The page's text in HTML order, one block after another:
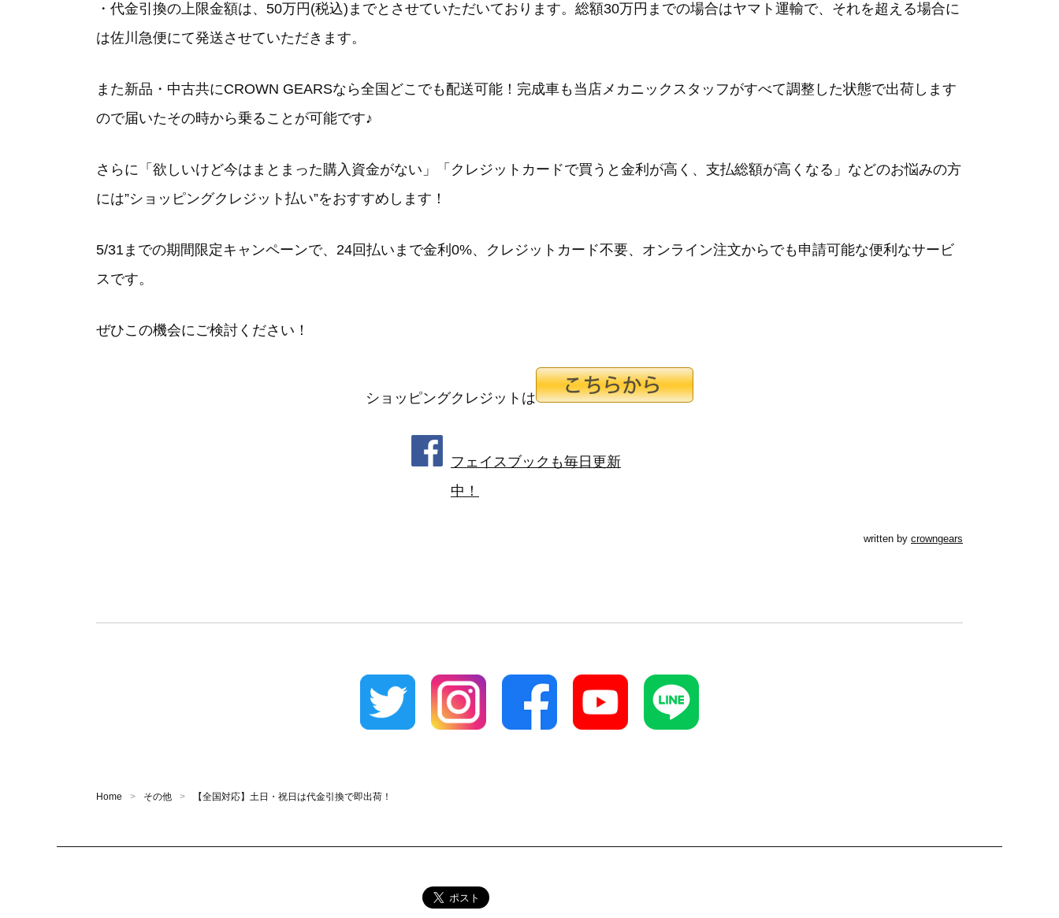
・代金引換の上限金額は、50万円(税込)までとさせていただいております。総額30万円までの場合はヤマト運輸で、それを超える場合に
は佐川急便にて発送させていただきます。
また新品・中古共にCROWN GEARSなら全国どこでも配送可能！完成車も当店メカニックスタッフがすべて調整した状態で出荷します
ので届いたその時から乗ることが可能です♪
さらに「 欲しいけど今はまとまった購入資金がない 」「 クレジットカードで買うと金利が高く、支払総額が高くなる 」などのお悩みの方
には”ショッピングクレジット払い”をおすすめします！
5/31までの期間限定キャンペーンで、24回払いまで金利0%、クレジットカード不要、オンライン注文からでも申請可能な便利なサービ
スです。
ぜひこの機会にご検討ください！
ショッピングクレジットは
フェイスブックも毎日更新
中！
written by crowngears
Home その他 【全国対応】土日・祝日は代金引換で即出荷！